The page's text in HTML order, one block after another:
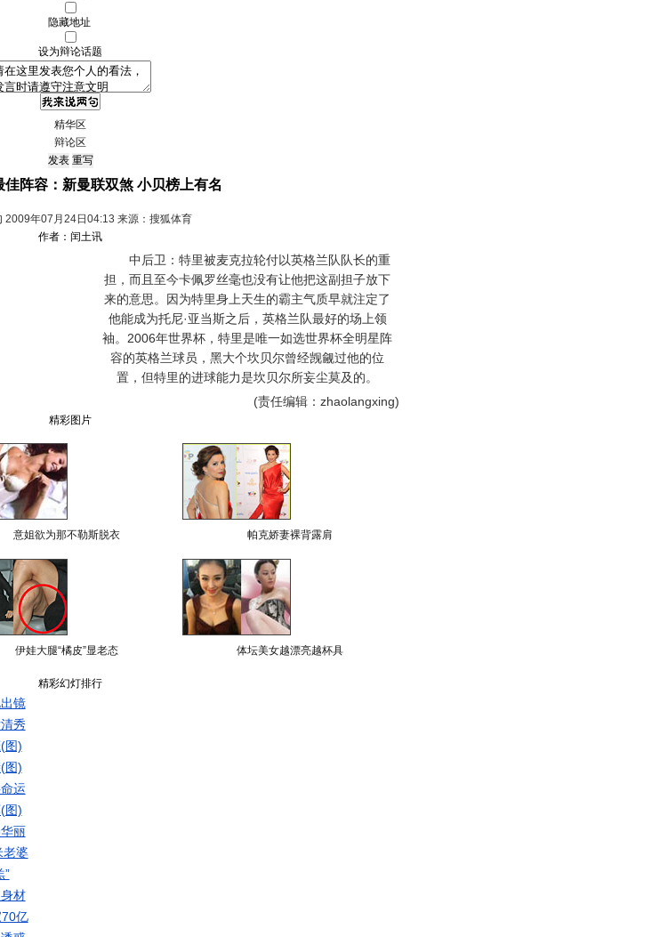
隐藏地址
设为辩论话题
精华区
辩论区
佳阵容：新曼联双煞 小贝榜上有名
2009年07月24日04:13 来源：搜狐体育
作者：闰土讯
中后卫：特里被麦克拉轮付以英格兰队队长的重
担，而且至今卡佩罗丝毫也没有让他把这副担子放下
来的意思。因为特里身上天生的霸主气质早就注定了
他能成为托尼·亚当斯之后，英格兰队最好的场上领
袖。2006年世界杯，特里是唯一如选世界杯全明星阵
容的英格兰球员，黑大个坎贝尔曾经觊觎过他的位
置，但特里的进球能力是坎贝尔所妄尘莫及的。
(责任编辑：zhaolangxing)
精彩图片
意姐欲为那不勒斯脱衣 帕克娇妻裸背露肩
伊娃大腿“橘皮”显老态 体坛美女越漂亮越杯具
精彩幻灯排行
镜
秀
图)
图)
运
图)
丽
老婆
”
材
亿